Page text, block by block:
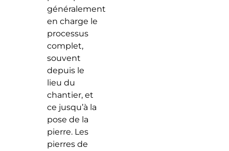
généralement
en charge le
processus
complet,
souvent
depuis le
lieu du
chantier, et
ce jusqu’à la
pose de la
pierre. Les
pierres de